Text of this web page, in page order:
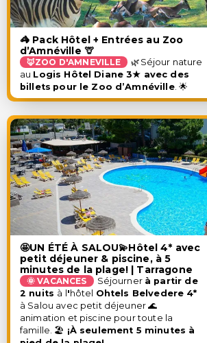
🦓 Pack Hôtel + Entrées au Zoo
d’Amnéville 🦒
🦊ZOO D'AMNEVILLE
🌿Séjour nature
au Logis Hôtel Diane 3★ avec des
billets pour le Zoo d’Amnéville. 🌟
🤩UN ÉTÉ À SALOU💫Hôtel 4* avec
petit déjeuner & piscine, à 5
minutes de la plage! | Tarragone
🌞 VACANCES Séjourner à partir de
2 nuits à l ' hôtel Ohtels Belvedere 4*
à Salou avec petit déjeuner 🌊
animation et piscine pour toute la
famille. 🏖️ ¡À seulement 5 minutes à